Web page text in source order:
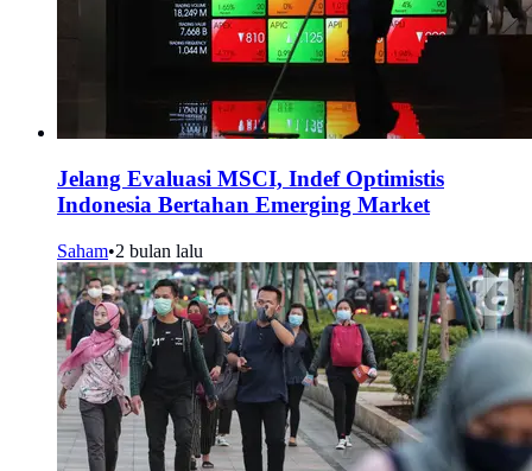
Jelang Evaluasi MSCI, Indef Optimistis
Indonesia Bertahan Emerging Market
Saham•2 bulan lalu